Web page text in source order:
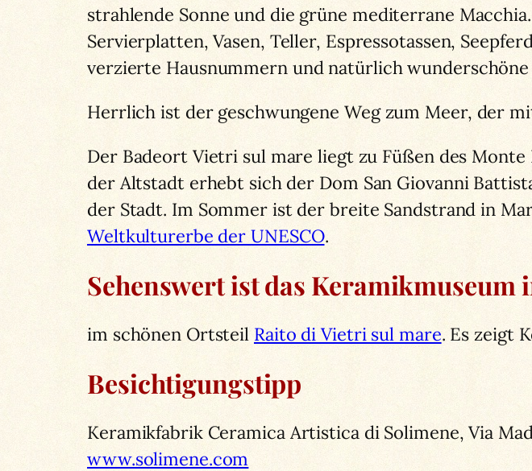
strahlende Sonne und die grüne mediterrane
Servierplatten, Vasen, Teller, Espressotassen,
verzierte Hausnummern und natürlich
Herrlich ist der geschwungene Weg zum Meer, der
Der Badeort Vietri sul mare liegt zu Füßen des
der Altstadt erhebt sich der Dom San Giovanni
der Stadt. Im Sommer ist der breite Sandstrand in
Weltkulturerbe der UNESCO.
Sehenswert ist das
im schönen Ortsteil Raito di Vietri sul mare. Es zeigt
Besichtigungstipp
Keramikfabrik Ceramica Artistica di Solimene, Via
www.solimene.com